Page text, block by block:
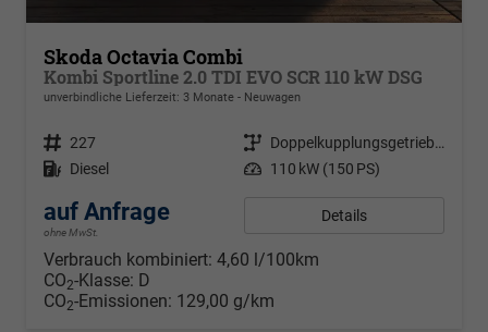
Skoda Octavia Combi
Kombi Sportline 2.0 TDI EVO SCR 110 kW DSG
unverbindliche Lieferzeit: 3 Monate Neuwagen
Fahrzeugnr. 227 Getriebe
Doppelkupplungsgetriebe (DSG)
Kraftstoff Diesel Leistung 110 kW (150 PS)
auf Anfrage
ohne MwSt.
Details
Verbrauch kombiniert: 4,60 l/100km
CO2-Klasse: D
CO2-Emissionen: 129,00 g/km